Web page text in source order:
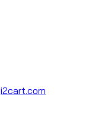
i2cart.com